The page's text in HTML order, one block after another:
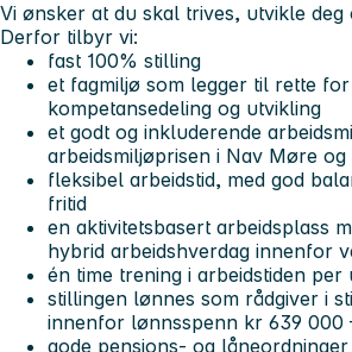
Vi ønsker at du skal trives, utvikle
Derfor tilbyr vi:
fast 100% stilling
et fagmiljø som legger til rette
kompetansedeling og utvikling
et godt og inkluderende
arbeidsmiljøprisen i Nav Møre og
fleksibel arbeidstid, med god
fritid
en aktivitetsbasert arbeidsplass
hybrid arbeidshverdag innenfor
én time trening i arbeidstiden per
stillingen lønnes som rådgiver i
innenfor lønnsspenn kr 639 000
gode pensjons- og